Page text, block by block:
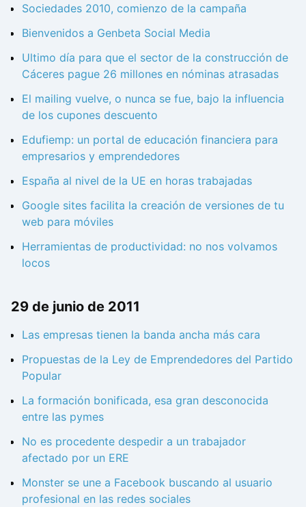
Sociedades 2010, comienzo de la campaña
Bienvenidos a Genbeta Social Media
Ultimo día para que el sector de la construcción de
Cáceres pague 26 millones en nóminas atrasadas
El mailing vuelve, o nunca se fue, bajo la influencia
de los cupones descuento
Edufiemp: un portal de educación financiera para
empresarios y emprendedores
España al nivel de la UE en horas trabajadas
Google sites facilita la creación de versiones de tu
web para móviles
Herramientas de productividad: no nos volvamos
locos
29 de junio de 2011
Las empresas tienen la banda ancha más cara
Propuestas de la Ley de Emprendedores del Partido
Popular
La formación bonificada, esa gran desconocida
entre las pymes
No es procedente despedir a un trabajador
afectado por un ERE
Monster se une a Facebook buscando al usuario
profesional en las redes sociales